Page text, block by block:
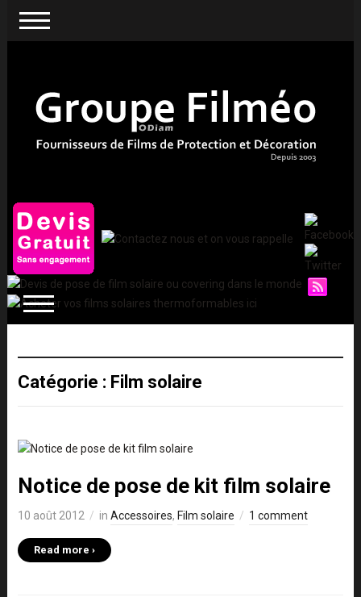
Catégorie : Film solaire
Notice de pose de kit film solaire
10 août 2012 in Accessoires, Film solaire 1 comment
Read more ›